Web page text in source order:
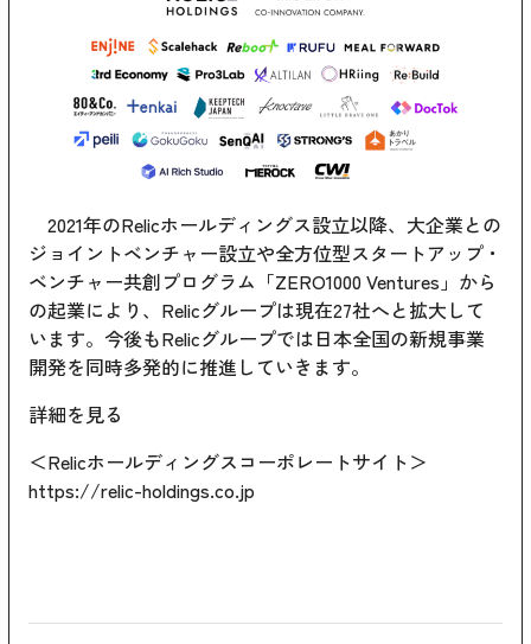
2021年のRelicホールディングス設立以降、大企業との
ジョイントベンチャー設立や全方位型スタートアップ・
ベンチャー共創プログラム「ZERO1000 Ventures」から
の起業により、Relicグループは現在27社へと拡大して
います。今後もRelicグループでは日本全国の新規事業
開発を同時多発的に推進していきます。
詳細を見る
＜Relicホールディングスコーポレートサイト＞
https://relic-holdings.co.jp